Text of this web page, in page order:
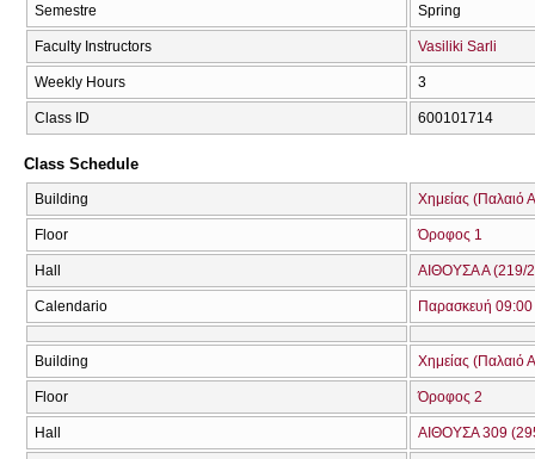
Semestre Spring
Faculty Instructors Vasiliki Sarli
Weekly Hours 3
Class ID 600101714
Class Schedule
Building Χημείας (Παλαιό
Floor Όροφος 1
Hall ΑΙΘΟΥΣΑ Α (219/
Calendario Παρασκευή
Building Χημείας (Παλαιό
Floor Όροφος 2
Hall ΑΙΘΟΥΣΑ 309